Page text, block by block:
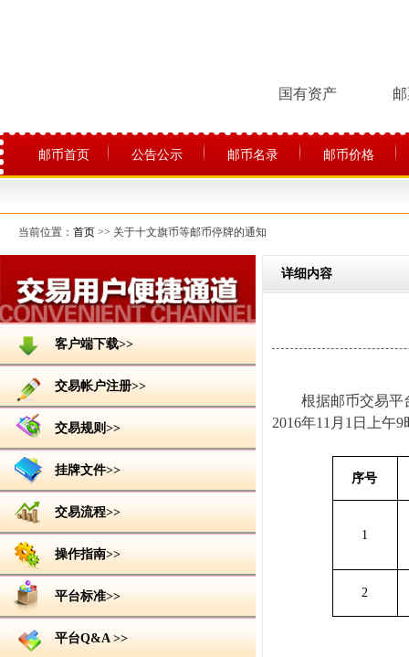
国有资产
邮币首页 公告公示 邮币名录 邮币价格
当前位置： 首页 >> 关于十文旗币等邮币停牌的通知
客户端下载>>
交易帐户注册>>
交易规则>>
挂牌文件>>
交易流程>>
操作指南>>
平台标准>>
平台Q&A >>
详细内容
根据邮币交易平
2016年11 月 1 日上午9
序号
1
2